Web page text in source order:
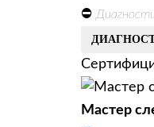
⛔
Мастер